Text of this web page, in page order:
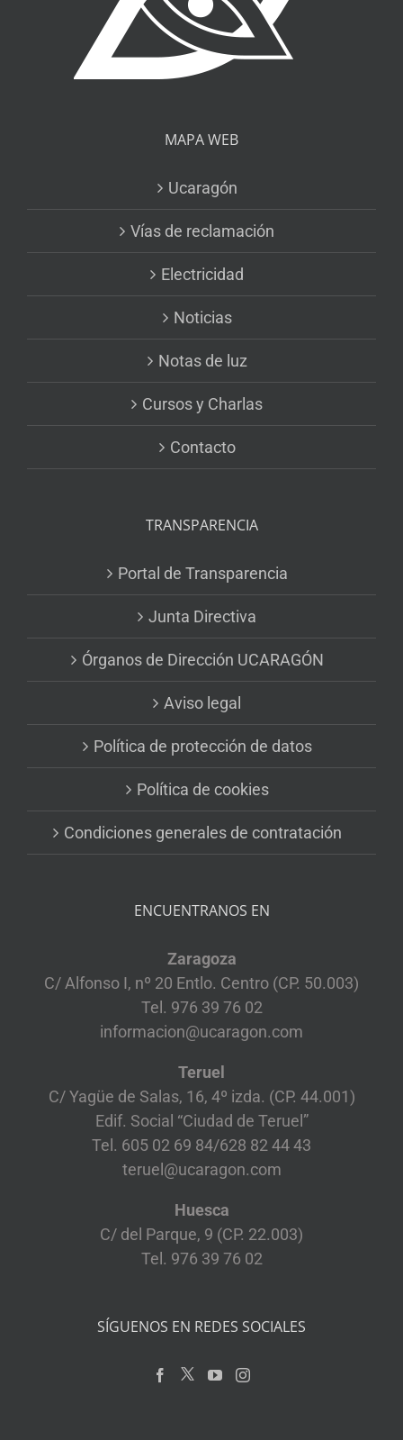
MAPA WEB
Ucaragón
Vías de reclamación
Electricidad
Noticias
Notas de luz
Cursos y Charlas
Contacto
TRANSPARENCIA
Portal de Transparencia
Junta Directiva
Órganos de Dirección UCARAGÓN
Aviso legal
Política de protección de datos
Política de cookies
Condiciones generales de contratación
ENCUENTRANOS EN
Zaragoza
C/ Alfonso I, nº 20 Entlo. Centro (CP. 50.003)
Tel. 976 39 76 02
informacion@ucaragon.com
Teruel
C/ Yagüe de Salas, 16, 4º izda. (CP. 44.001)
Edif. Social “Ciudad de Teruel”
Tel. 605 02 69 84/628 82 44 43
teruel@ucaragon.com
Huesca
C/ del Parque, 9 (CP. 22.003)
Tel. 976 39 76 02
SÍGUENOS EN REDES SOCIALES